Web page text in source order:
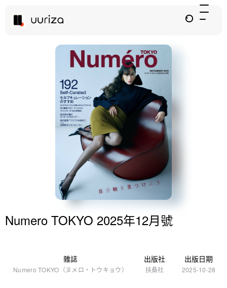
Numero TOKYO 2025年12月號
雜誌
Numero TOKYO（ヌメロ・トウキョウ）
出版社
扶桑社
出版日期
2025-10-28